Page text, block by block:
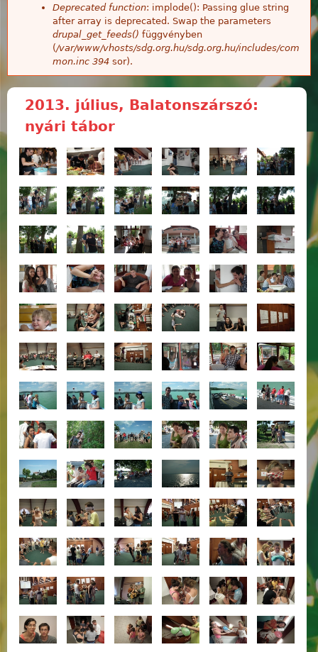
Deprecated function: implode(): Passing glue string
after array is deprecated. Swap the parameters
drupal_get_feeds() függvényben
(/var/www/vhosts/sdg.org.hu/sdg.org.hu/includes/com
mon.inc 394 sor).
2013. július, Balatonszárszó:
nyári tábor